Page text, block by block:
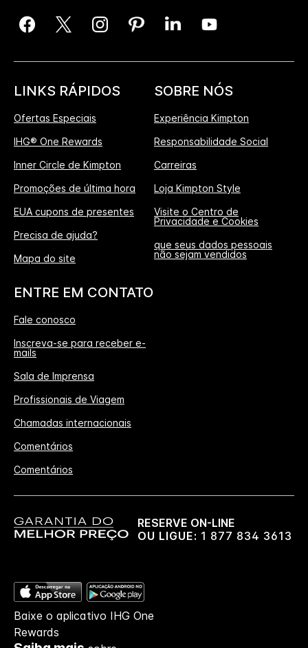
LINKS RÁPIDOS
Ofertas Especiais
IHG® One Rewards
Inner Circle de Kimpton
Promoções de última hora
EUA cupons de presentes
Precisa de ajuda?
Mapa do site
SOBRE NÓS
Experiência Kimpton
Responsabilidade Social
Carreiras
Loja Kimpton Style
Visite o Centro de
Privacidade e Cookies
que seus dados pessoais
não sejam vendidos
ENTRE EM CONTATO
Fale conosco
Inscreva-se para receber e-
mails
Sala de Imprensa
Profissionais de Viagem
Chamadas internacionais
Comentários
Comentários
RESERVE ON-LINE
OU LIGUE: 1 877 834 3613
Baixe o aplicativo IHG One
Rewards